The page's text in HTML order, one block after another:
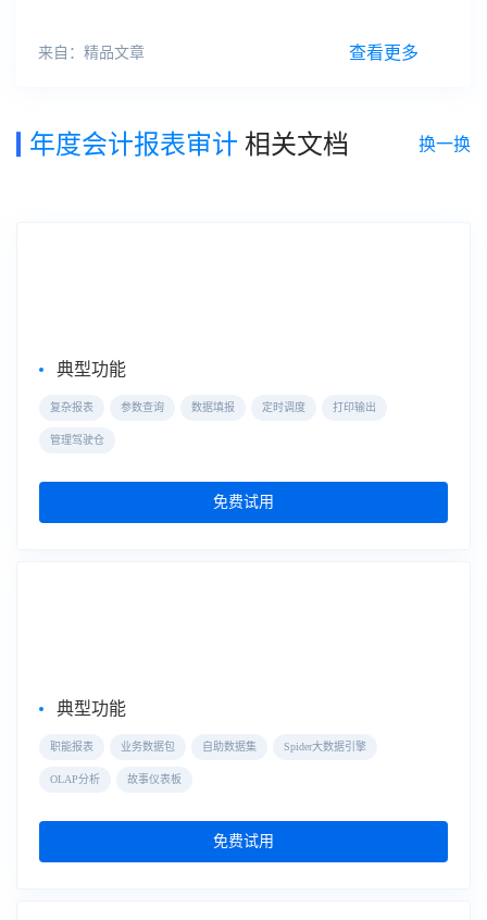
来自：精品文章 查看更多
年度会计报表审计 相关文档 换一换
典型功能
复杂报表 参数查询 数据填报 定时调度 打印输出
管理驾驶仓
免费试用
典型功能
职能报表 业务数据包 自助数据集 Spider大数据引擎
OLAP分析 故事仪表板
免费试用